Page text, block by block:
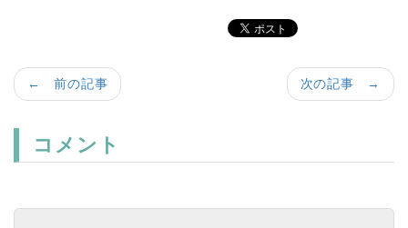
次の記事 →
← 前の記事
コメント